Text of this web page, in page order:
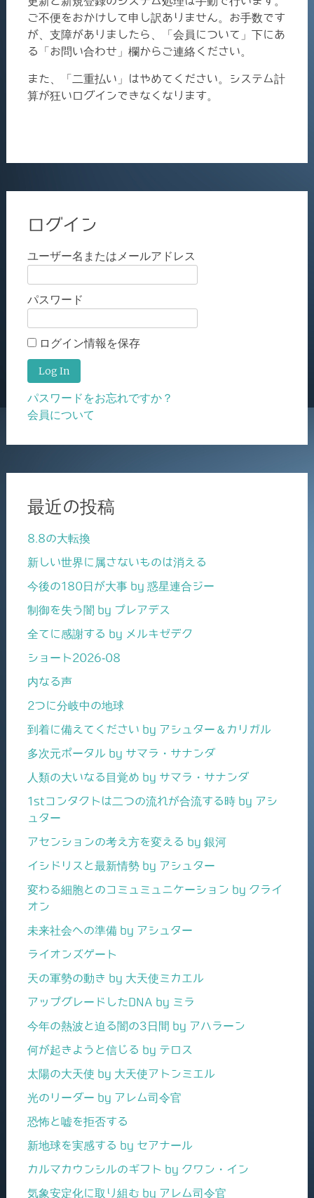
ご不便をおかけして申し訳ありません。お手数です
が、支障がありましたら、「会員について」下にあ
る「お問い合わせ」欄からご連絡ください。
また、「二重払い」はやめてください。システム計
算が狂いログインできなくなります。
ログイン
ユーザー名またはメールアドレス
パスワード
ログイン情報を保存
パスワードをお忘れですか？
会員について
最近の投稿
8.8の大転換
新しい世界に属さないものは消える
今後の180日が大事 by 惑星連合ジー
制御を失う闇 by プレアデス
全てに感謝する by メルキゼデク
ショート2026-08
内なる声
2つに分岐中の地球
到着に備えてください by アシュター＆カリガル
多次元ポータル by サマラ・サナンダ
人類の大いなる目覚め by サマラ・サナンダ
1stコンタクトは二つの流れが合流する時 by アシ
ュター
アセンションの考え方を変える by 銀河
イシドリスと最新情勢 by アシュター
変わる細胞とのコミュミュニケーション by クライ
オン
未来社会への準備 by アシュター
ライオンズゲート
天の軍勢の動き by 大天使ミカエル
アップグレードしたDNA by ミラ
今年の熱波と迫る闇の3日間 by アハラーン
何が起きようと信じる by テロス
太陽の大天使 by 大天使アトンミエル
光のリーダー by アレム司令官
恐怖と嘘を拒否する
新地球を実感する by セアナール
カルマカウンシルのギフト by クワン・イン
気象安定化に取り組む by アレム司令官